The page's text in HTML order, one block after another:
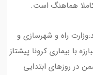
هماهنگ‌ است.
راه و شهرسازی و
با بیماری کرونا پیشتاز
در روز‌های ابتدایی